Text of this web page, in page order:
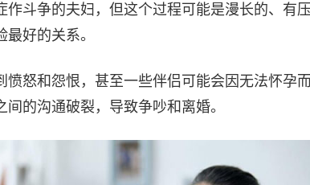
斗争的夫妇，但这个过程可能是漫长的、有
好的关系。
怒和怨恨，甚至一些伴侣可能会因无法怀孕
的沟通破裂，导致争吵和离婚。